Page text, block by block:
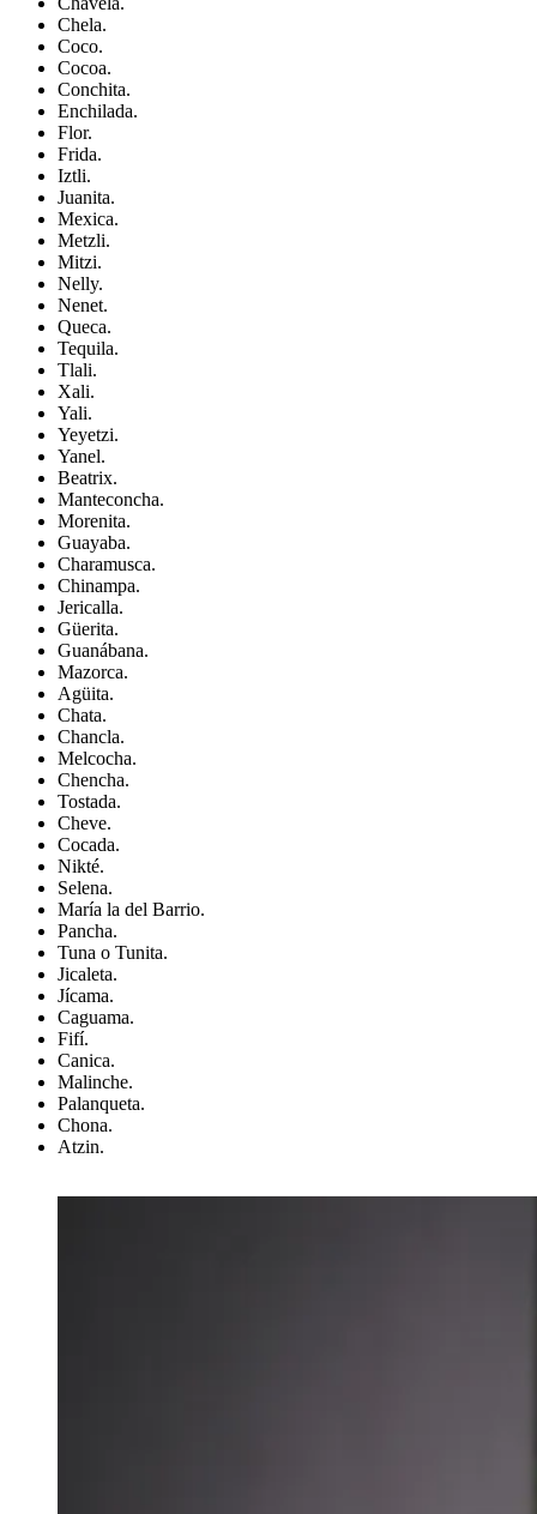
Chela.
Coco.
Cocoa.
Conchita.
Enchilada.
Flor.
Frida.
Iztli.
Juanita.
Mexica.
Metzli.
Mitzi.
Nelly.
Nenet.
Queca.
Tequila.
Tlali.
Xali.
Yali.
Yeyetzi.
Yanel.
Beatrix.
Manteconcha.
Morenita.
Guayaba.
Charamusca.
Chinampa.
Jericalla.
Güerita.
Guanábana.
Mazorca.
Agüita.
Chata.
Chancla.
Melcocha.
Chencha.
Tostada.
Cheve.
Cocada.
Nikté.
Selena.
María la del Barrio.
Pancha.
Tuna o Tunita.
Jicaleta.
Jícama.
Caguama.
Fifí.
Canica.
Malinche.
Palanqueta.
Chona.
Atzin.